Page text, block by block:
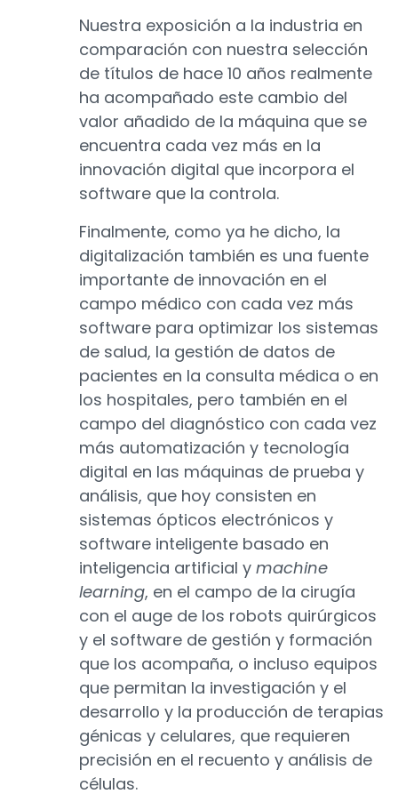
Nuestra exposición a la industria en
comparación con nuestra selección
de títulos de hace 10 años realmente
ha acompañado este cambio del
valor añadido de la máquina que se
encuentra cada vez más en la
innovación digital que incorpora el
software que la controla.
Finalmente, como ya he dicho, la
digitalización también es una fuente
importante de innovación en el
campo médico con cada vez más
software para optimizar los sistemas
de salud, la gestión de datos de
pacientes en la consulta médica o en
los hospitales, pero también en el
campo del diagnóstico con cada vez
más automatización y tecnología
digital en las máquinas de prueba y
análisis, que hoy consisten en
sistemas ópticos electrónicos y
software inteligente basado en
inteligencia artificial y machine
learning, en el campo de la cirugía
con el auge de los robots quirúrgicos
y el software de gestión y formación
que los acompaña, o incluso equipos
que permitan la investigación y el
desarrollo y la producción de terapias
génicas y celulares, que requieren
precisión en el recuento y análisis de
células.